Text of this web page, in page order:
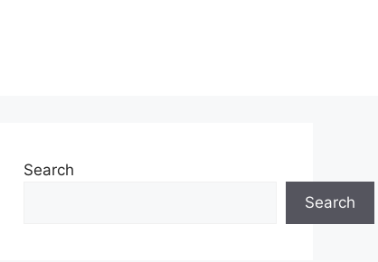
Search
Search